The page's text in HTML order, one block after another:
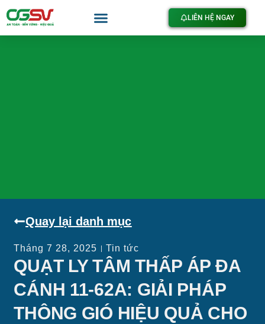
LIÊN HỆ NGAY
Quay lại danh mục
Tháng 7 28, 2025 Tin tức
QUẠT LY TÂM THẤP ÁP ĐA
CÁNH 11-62A: GIẢI PHÁP
THÔNG GIÓ HIỆU QUẢ CHO